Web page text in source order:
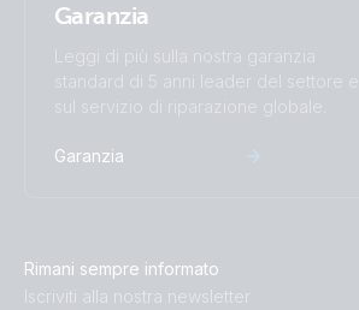
Garanzia
Leggi di più sulla nostra garanzia
standard di 5 anni leader del settore e
sul servizio di riparazione globale.
Garanzia
Rimani sempre informato
Iscriviti alla nostra newsletter